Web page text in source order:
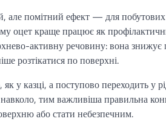
але помітний ефект — для
оцет краще працює як
активну речовину: вона
розтікатися по поверхні.
як у казці, а поступово переходить
тим важливіша правильна
або стати небезпечним.